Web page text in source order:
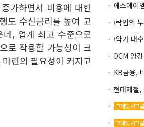
가하면서 비용에 대한
도 수신금리를 높여 고
, 업계 최고 수준으로
로 작용할 가능성이 크
련의 필요성이 커지고
크레딧 시그널
크레딧 시그널